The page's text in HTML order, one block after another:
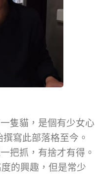
隻貓，是個有少女心
寫此部落格至今。
把抓，有捨才有得。
的興趣，但是常少